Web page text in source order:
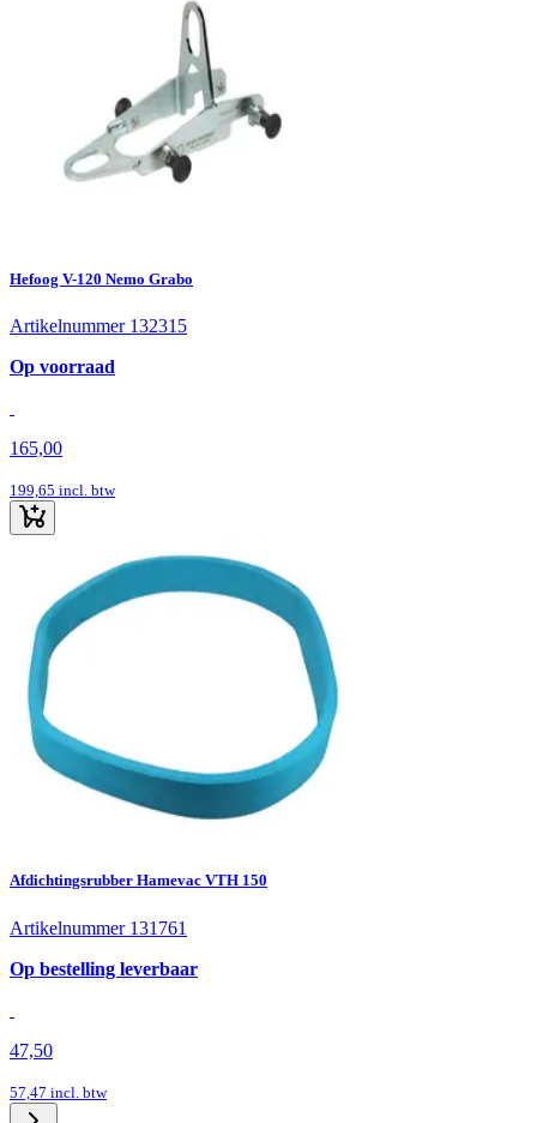
Hefoog V-120 Nemo Grabo
Artikelnummer 132315
Op voorraad
165,00
199,65 incl. btw
Afdichtingsrubber Hamevac VTH 150
Artikelnummer 131761
Op bestelling leverbaar
47,50
57,47 incl. btw